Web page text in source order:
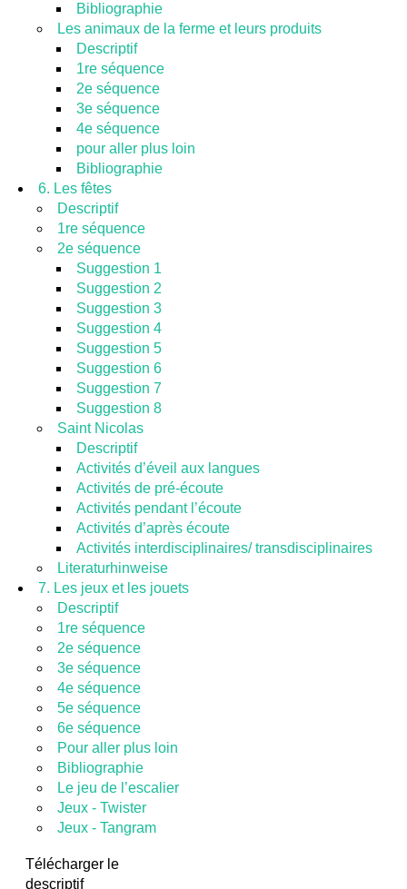
Bibliographie
Les animaux de la ferme et leurs produits
Descriptif
1re séquence
2e séquence
3e séquence
4e séquence
pour aller plus loin
Bibliographie
6. Les fêtes
Descriptif
1re séquence
2e séquence
Suggestion 1
Suggestion 2
Suggestion 3
Suggestion 4
Suggestion 5
Suggestion 6
Suggestion 7
Suggestion 8
Saint Nicolas
Descriptif
Activités d’éveil aux langues
Activités de pré-écoute
Activités pendant l’écoute
Activités d’après écoute
Activités interdisciplinaires/ transdisciplinaires
Literaturhinweise
7. Les jeux et les jouets
Descriptif
1re séquence
2e séquence
3e séquence
4e séquence
5e séquence
6e séquence
Pour aller plus loin
Bibliographie
Le jeu de l’escalier
Jeux - Twister
Jeux - Tangram
Télécharger le
descriptif